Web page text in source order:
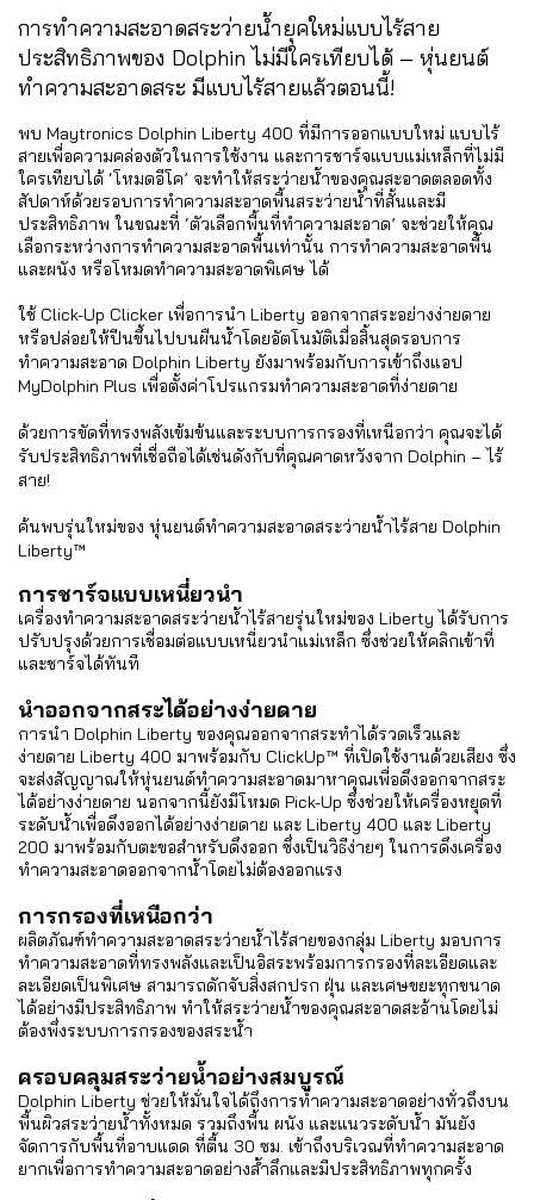
การทำความสะอาดสระว่ายน้ำยุคใหม่แบบไร้สาย
ประสิทธิภาพของ Dolphin ไม่มีใครเทียบได้ – หุ่นยนต์
ทำความสะอาดสระ มีแบบไร้สายแล้วตอนนี้!
พบ Maytronics Dolphin Liberty 400 ที่มีการออกแบบใหม่ แบบไร้
สายเพื่อความคล่องตัวในการใช้งาน และการชาร์จแบบแม่เหล็กที่ไม่มี
ใครเทียบได้ ‘โหมดอีโค’ จะทำให้สระว่ายน้ำของคุณสะอาดตลอดทั้ง
สัปดาห์ด้วยรอบการทำความสะอาดพื้นสระว่ายน้ำที่สั้นและมี
ประสิทธิภาพ ในขณะที่ ‘ตัวเลือกพื้นที่ทำความสะอาด’ จะช่วยให้คุณ
เลือกระหว่างการทำความสะอาดพื้นเท่านั้น การทำความสะอาดพื้น
และผนัง หรือโหมดทำความสะอาดพิเศษ ได้
ใช้ Click-Up Clicker เพื่อการนำ Liberty ออกจากสระอย่างง่ายดาย
หรือปล่อยให้ปีนขึ้นไปบนผืนน้ำโดยอัตโนมัติเมื่อสิ้นสุดรอบการ
ทำความสะอาด Dolphin Liberty ยังมาพร้อมกับการเข้าถึงแอป
MyDolphin Plus เพื่อตั้งค่าโปรแกรมทำความสะอาดที่ง่ายดาย
ด้วยการขัดที่ทรงพลังเข้มข้นและระบบการกรองที่เหนือกว่า คุณจะได้
รับประสิทธิภาพที่เชื่อถือได้เช่นดังกับที่คุณคาดหวังจาก Dolphin – ไร้
สาย!
ค้นพบรุ่นใหม่ของ หุ่นยนต์ทำความสะอาดสระว่ายน้ำไร้สาย Dolphin
Liberty™
การชาร์จแบบเหนี่ยวนำ
เครื่องทำความสะอาดสระว่ายน้ำไร้สายรุ่นใหม่ของ Liberty ได้รับการ
ปรับปรุงด้วยการเชื่อมต่อแบบเหนี่ยวนำแม่เหล็ก ซึ่งช่วยให้คลิกเข้าที่
และชาร์จได้ทันที
นำออกจากสระได้อย่างง่ายดาย
การนำ Dolphin Liberty ของคุณออกจากสระทำได้รวดเร็วและ
ง่ายดาย Liberty 400 มาพร้อมกับ ClickUp™ ที่เปิดใช้งานด้วยเสียง ซึ่ง
จะส่งสัญญาณให้หุ่นยนต์ทำความสะอาดมาหาคุณเพื่อดึงออกจากสระ
ได้อย่างง่ายดาย นอกจากนี้ยังมีโหมด Pick-Up ซึ่งช่วยให้เครื่องหยุดที่
ระดับน้ำเพื่อดึงออกได้อย่างง่ายดาย และ Liberty 400 และ Liberty
200 มาพร้อมกับตะขอสำหรับดึงออก ซึ่งเป็นวิธีง่ายๆ ในการดึงเครื่อง
ทำความสะอาดออกจากน้ำโดยไม่ต้องออกแรง
การกรองที่เหนือกว่า
ผลิตภัณฑ์ทำความสะอาดสระว่ายน้ำไร้สายของกลุ่ม Liberty มอบการ
ทำความสะอาดที่ทรงพลังและเป็นอิสระพร้อมการกรองที่ละเอียดและ
ละเอียดเป็นพิเศษ สามารถดักจับสิ่งสกปรก ฝุ่น และเศษขยะทุกขนาด
ได้อย่างมีประสิทธิภาพ ทำให้สระว่ายน้ำของคุณสะอาดสะอ้านโดยไม่
ต้องพึ่งระบบการกรองของสระน้ำ
ครอบคลุมสระว่ายน้ำอย่างสมบูรณ์
Dolphin Liberty ช่วยให้มั่นใจได้ถึงการทำความสะอาดอย่างทั่วถึงบน
พื้นผิวสระว่ายน้ำทั้งหมด รวมถึงพื้น ผนัง และแนวระดับน้ำ มันยัง
จัดการกับพื้นที่อาบแดด ที่ตื้น 30 ซม. เข้าถึงบริเวณที่ทำความสะอาด
ยากเพื่อการทำความสะอาดอย่างล้ำลึกและมีประสิทธิภาพทุกครั้ง